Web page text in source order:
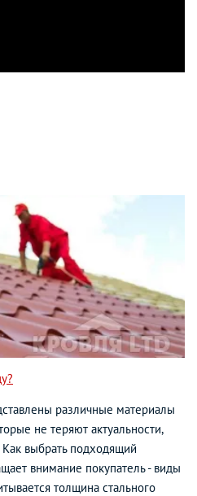
различные материалы
не теряют актуальности,
выбрать подходящий
внимание покупатель - виды
толщина стального